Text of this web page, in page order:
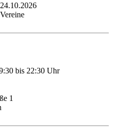
24.10.2026
Vereine
bis 22:30 Uhr
1